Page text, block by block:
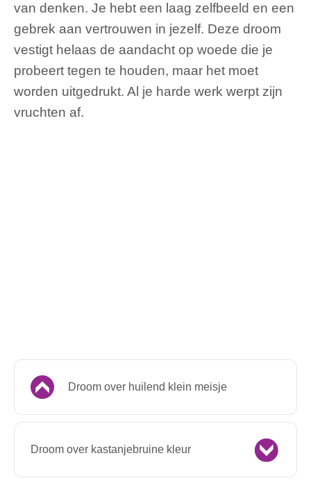
van denken. Je hebt een laag zelfbeeld en een
gebrek aan vertrouwen in jezelf. Deze droom
vestigt helaas de aandacht op woede die je
probeert tegen te houden, maar het moet
worden uitgedrukt. Al je harde werk werpt zijn
vruchten af.
Droom over huilend klein meisje
Droom over kastanjebruine kleur